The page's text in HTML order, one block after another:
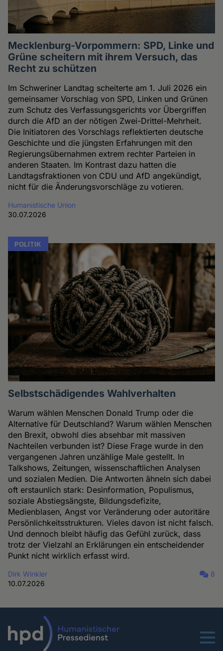
Mecklenburg-Vorpommern: SPD, Linke und
Grüne scheitern mit ihrem Versuch, das
Recht zu schützen
Im Schweriner Landtag scheiterte am 1. Juli 2026 ein
gemeinsamer Vorschlag von SPD, Linken und Grünen
zum Schutz des Verfassungsgerichts vor Übergriffen
durch die AfD an der nötigen Zwei-Drittel-Mehrheit.
Die Initiatoren des Vorschlags reflektierten deutsche
Geschichte und die jüngsten Erfahrungen mit den
Regierungsübernahmen extrem rechter Parteien in
anderen Staaten. Im Kontrast dazu hatten die
Landtagsfraktionen von CDU und AfD angekündigt,
nicht für die Änderungsvorschläge zu votieren.
Humanistische Union
30.07.2026
POLITIK
Selbstschädigendes Wahlverhalten
Warum wählen Menschen Donald Trump oder die
Alternative für Deutschland? Warum wählen Menschen
den Brexit, obwohl dies absehbar mit massiven
Nachteilen verbunden ist? Diese Frage wurde in den
vergangenen Jahren unzählige Male gestellt. In
Talkshows, Zeitungen, wissenschaftlichen Analysen
und sozialen Medien. Die Antworten ähneln sich dabei
oft erstaunlich stark: Desinformation, Populismus,
soziale Abstiegsängste, Bildungsdefizite,
Medienblasen, Angst vor Veränderung oder autoritäre
Persönlichkeitsstrukturen. Vieles davon ist nicht falsch.
Und dennoch bleibt häufig das Gefühl zurück, dass
trotz der Vielzahl an Erklärungen ein entscheidender
Punkt nicht wirklich erfasst wird.
Dirk Winkler
10.07.2026
8
Menu